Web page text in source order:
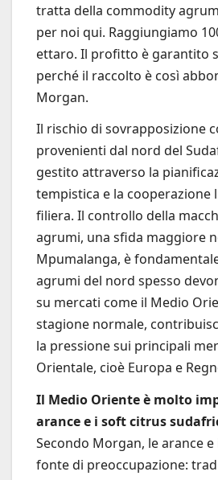
tratta della commodity
per noi qui. Raggiungiamo
ettaro. Il profitto è garantito
perché il raccolto è così
Morgan.
Il rischio di sovrapposizione
provenienti dal nord del
gestito attraverso la
tempistica e la cooperazione
filiera. Il controllo della
agrumi, una sfida maggiore
Mpumalanga, è
agrumi del nord spesso
su mercati come il Medio
stagione normale,
la pressione sui principali
Orientale, cioè Europa e
Il Medio Oriente è molto
arance e i soft citrus
Secondo Morgan, le arance
fonte di preoccupazione: